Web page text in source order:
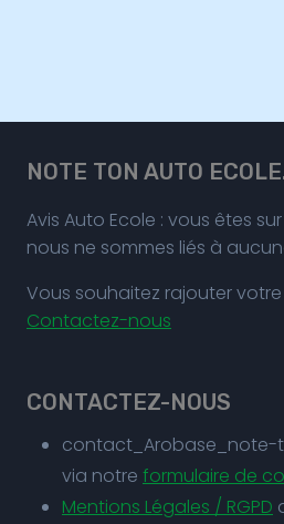
NOTE TON AUTO
Avis Auto Ecole : vous êtes
nous ne sommes liés à
Vous souhaitez rajouter
Contactez-nous
CONTACTEZ-NOUS
via notre formulaire de
Mentions Légales / RGPD